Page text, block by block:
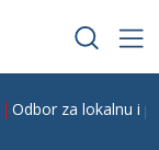
Odbor za lokalnu i